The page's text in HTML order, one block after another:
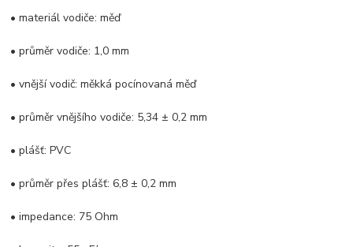
• materiál vodiče: měď
• průměr vodiče: 1,0 mm
• vnější vodič: měkká pocínovaná měď
• průměr vnějšího vodiče: 5,34 ± 0,2 mm
• plášť: PVC
• průměr přes plášť: 6,8 ± 0,2 mm
• impedance: 75 Ohm